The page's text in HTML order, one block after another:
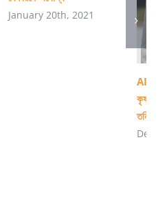
January 20th, 2021
AI
তনিমা